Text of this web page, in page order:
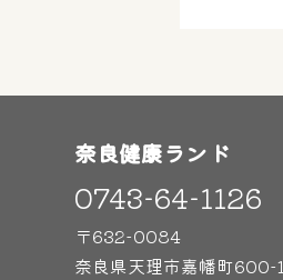
奈良健康ランド
0743-64-1126
〒632-0084
奈良県天理市嘉幡町600-1